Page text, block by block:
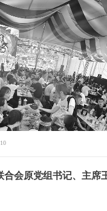
合会原党组书记、主席